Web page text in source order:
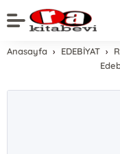
Anasayfa EDEBİYAT